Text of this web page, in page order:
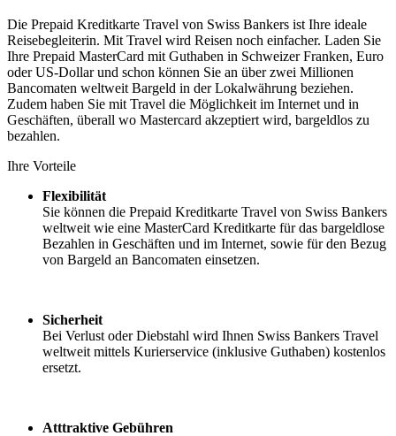
Die Prepaid Kreditkarte Travel von Swiss Bankers ist Ihre ideale
Reisebegleiterin. Mit Travel wird Reisen noch einfacher. Laden Sie
Ihre Prepaid MasterCard mit Guthaben in Schweizer Franken, Euro
oder US-Dollar und schon können Sie an über zwei Millionen
Bancomaten weltweit Bargeld in der Lokalwährung beziehen.
Zudem haben Sie mit Travel die Möglichkeit im Internet und in
Geschäften, überall wo Mastercard akzeptiert wird, bargeldlos zu
bezahlen.
Ihre Vorteile
Flexibilität
Sie können die Prepaid Kreditkarte Travel von Swiss Bankers
weltweit wie eine MasterCard Kreditkarte für das bargeldlose
Bezahlen in Geschäften und im Internet, sowie für den Bezug
von Bargeld an Bancomaten einsetzen.
Sicherheit
Bei Verlust oder Diebstahl wird Ihnen Swiss Bankers Travel
weltweit mittels Kurierservice (inklusive Guthaben) kostenlos
ersetzt.
Atttraktive Gebühren